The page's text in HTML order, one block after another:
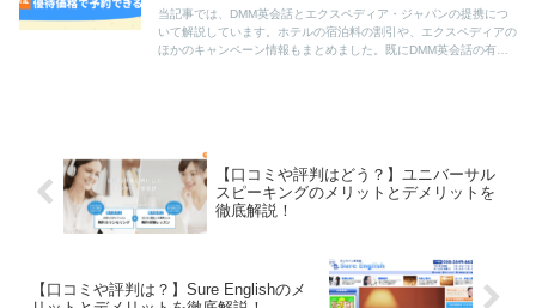
当記事では、DMM英会話とエクスペディア・ジャパンの提携につ
いて解説しています。ホテルの宿泊料の割引や、エクスペディアの
ほかのキャンペーン情報もまとめました。既にDMM英会話の有料
【口コミや評判はどう？】ユニバーサル
スピーキングのメリットとデメリットを
徹底解説！
【口コミや評判は？】Sure Englishのメ